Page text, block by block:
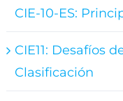
CIE-10-ES:
CIE11: Desafíos
Clasificación